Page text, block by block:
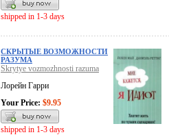
shipped in 1-3 days
СКРЫТЫЕ ВОЗМОЖНОСТИ
РАЗУМА
Skrytye vozmozhnosti razuma
Лорейн Гарри
Your Price: $9.95
shipped in 1-3 days